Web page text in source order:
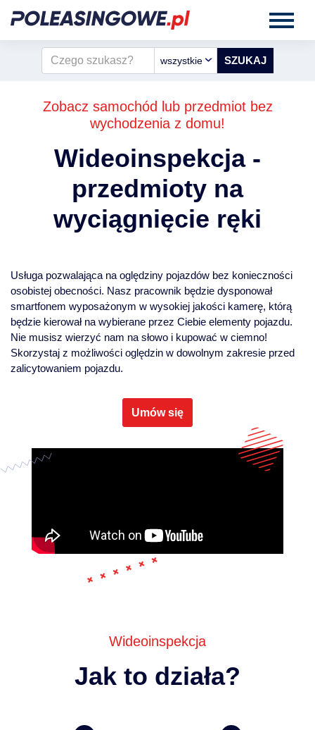
wszystkie
Zobacz samochód lub przedmiot bez
wychodzenia z domu!
Wideoinspekcja -
przedmioty na
wyciągnięcie ręki
Usługa pozwalająca na oględziny pojazdów bez konieczności
osobistej obecności. Nasz pracownik będzie dysponował
smartfonem wyposażonym w wysokiej jakości kamerę, którą
będzie kierował na wybierane przez Ciebie elementy pojazdu.
Nie musisz wierzyć nam na słowo i kupować w ciemno!
Skorzystaj z możliwości oględzin w dowolnym zakresie przed
zalicytowaniem pojazdu.
Umów się
Wideoinspekcja
Jak to działa?